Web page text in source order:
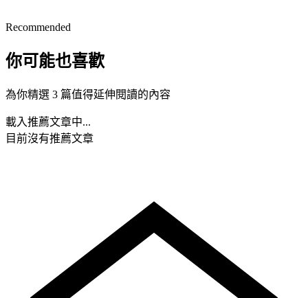
Recommended
你可能也喜歡
為你精選 3 篇值得延伸閱讀的內容
載入推薦文章中...
目前沒有推薦文章